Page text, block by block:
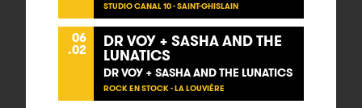
STUDIO CANAL 10 - SAINT-GHISLAIN
06
.02 DR VOY + SASHA AND THE
LUNATICS
DR VOY + SASHA AND THE LUNATICS
ROCK EN STOCK - LA LOUVIÈRE